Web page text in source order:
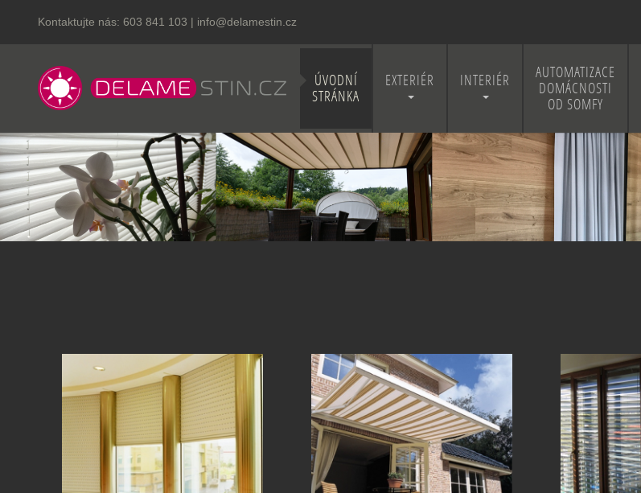
Kontaktujte nás: 603 841 103 | info@delamestin.cz
ÚVODNÍ
STRÁNKA
EXTERIÉR INTERIÉR
AUTOMATIZACE
DOMÁCNOSTI
OD SOMFY